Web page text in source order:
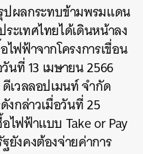
ปผลกระทบข้ามพรมแดน
ะเทศไทยได้เดินหน้าลง
ฟฟ้าจากโครงการเขื่อน
นที่ 13 เมษายน 2566
เวลลอปเมนท์ จำกัด
งกล่าวเมื่อวันที่ 25
ไฟฟ้าแบบ Take or Pay
ยังคงต้องจ่ายค่าการ